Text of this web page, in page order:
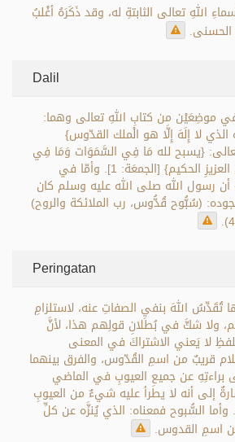
اللهِ تعالى الثابتةِ له، وقد ذَكَرَهُ أغْلبُ
Dalil
موضِعَيْن من كتابِ اللهِ تعالى وهما:
لا إِلَهَ إِلَّا هو الْملك القدّوس}
تعالى: {يسبح لله مَا فِي السَّمَوَات وَمَا فِي
الأَرْض الْملك القُدُّوسِ العزيزِ الحكيم} [الجمعَة: 1]. وأمّا في
رسول الله صلى الله عليه وسلم كان
(سُبُّوح قُدُّوس، رب الملائكة والروح)
Peringatan
تُقَدِّسُ اللهَ بنفيِ الصفاتِ عنه، لاستلزامِ
ولا شكَّ في بُطلانِ قولِهم هذا، لأنَّ
لا يَعني الاشتراكَ في المعنى
السلام قريبٌ من اسمِ القُدّوس، والفرق بينهما
براءتِهِ عن جميعِ العيوبِ في الماضي
إلى أنه لا يطرأ عليه شيءٌ من العيوبِ
السُّبوح فمعناه: الذي يُنزَّه عن كلِّ
اسمِ القدوس.